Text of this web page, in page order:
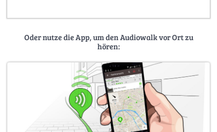
Oder nutze die App, um den Audiowalk vor Ort zu
hören: